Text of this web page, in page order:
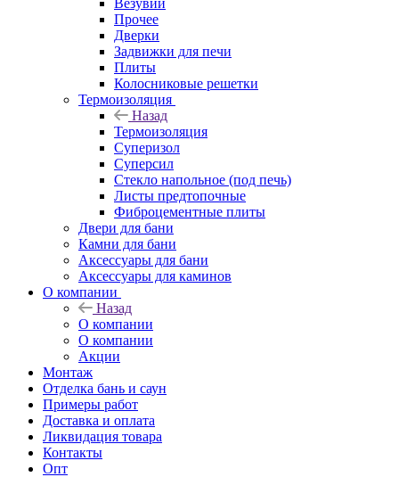
Везувий
Прочее
Дверки
Задвижки для печи
Плиты
Колосниковые решетки
Термоизоляция
Назад
Термоизоляция
Суперизол
Суперсил
Стекло напольное (под печь)
Листы предтопочные
Фиброцементные плиты
Двери для бани
Камни для бани
Аксессуары для бани
Аксессуары для каминов
О компании
Назад
О компании
О компании
Акции
Монтаж
Отделка бань и саун
Примеры работ
Доставка и оплата
Ликвидация товара
Контакты
Опт